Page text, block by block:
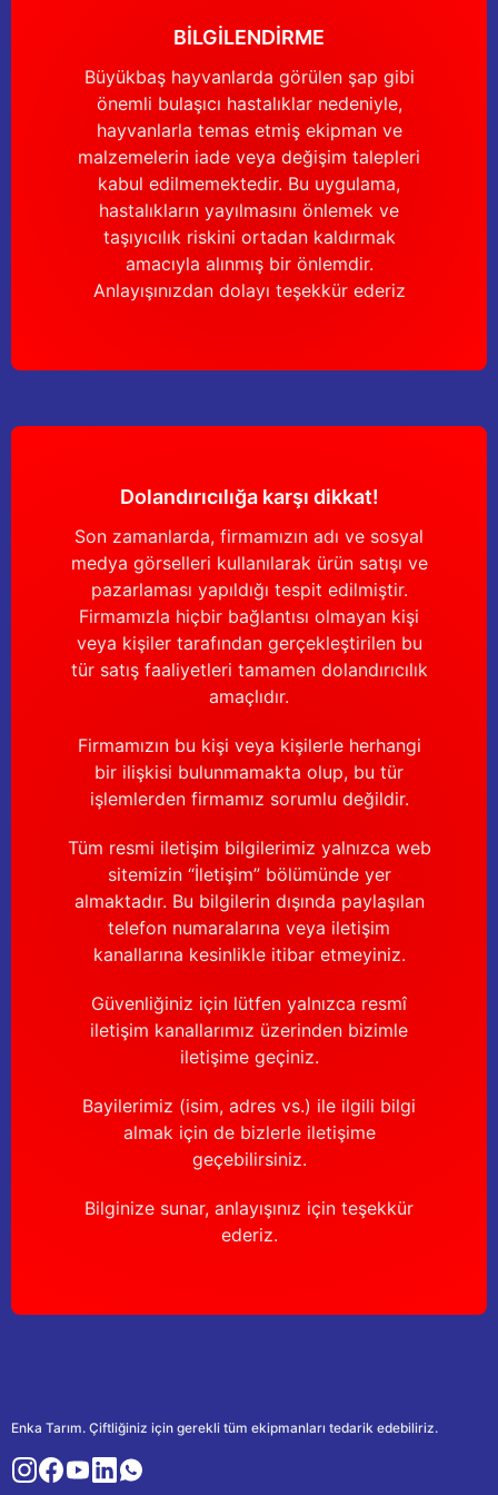
Gönder
BİLGİLENDİRME
Büyükbaş hayvanlarda görülen şap gibi
önemli bulaşıcı hastalıklar nedeniyle,
hayvanlarla temas etmiş ekipman ve
malzemelerin iade veya değişim talepleri
kabul edilmemektedir. Bu uygulama,
hastalıkların yayılmasını önlemek ve
taşıyıcılık riskini ortadan kaldırmak
amacıyla alınmış bir önlemdir.
Anlayışınızdan dolayı teşekkür ederiz
Dolandırıcılığa karşı dikkat!
Son zamanlarda, firmamızın adı ve sosyal
medya görselleri kullanılarak ürün satışı ve
pazarlaması yapıldığı tespit edilmiştir.
Firmamızla hiçbir bağlantısı olmayan kişi
veya kişiler tarafından gerçekleştirilen bu
tür satış faaliyetleri tamamen dolandırıcılık
amaçlıdır.
Firmamızın bu kişi veya kişilerle herhangi
bir ilişkisi bulunmamakta olup, bu tür
işlemlerden firmamız sorumlu değildir.
Tüm resmi iletişim bilgilerimiz yalnızca web
sitemizin “İletişim” bölümünde yer
almaktadır. Bu bilgilerin dışında paylaşılan
telefon numaralarına veya iletişim
kanallarına kesinlikle itibar etmeyiniz.
Güvenliğiniz için lütfen yalnızca resmî
iletişim kanallarımız üzerinden bizimle
iletişime geçiniz.
Bayilerimiz (isim, adres vs.) ile ilgili bilgi
almak için de bizlerle iletişime
geçebilirsiniz.
Bilginize sunar, anlayışınız için teşekkür
ederiz.
Enka Tarım. Çiftliğiniz için gerekli tüm ekipmanları tedarik edebiliriz.